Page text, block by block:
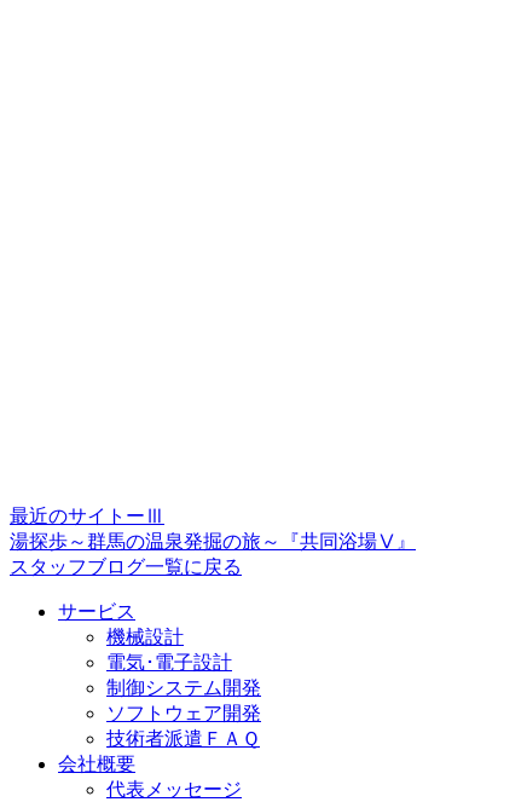
最近のサイトーⅢ
湯探歩～群馬の温泉発掘の旅～『共同浴場Ⅴ』
スタッフブログ一覧に戻る
サービス
機械設計
電気･電子設計
制御システム開発
ソフトウェア開発
技術者派遣ＦＡＱ
会社概要
代表メッセージ